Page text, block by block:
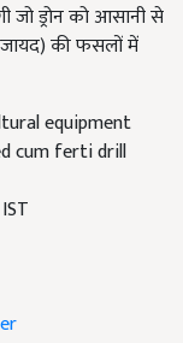
ड्रोन को आसानी से
की फसलों में
equipment
cum ferti drill